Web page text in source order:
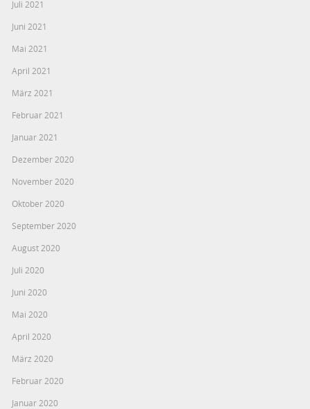
Juli 2021
Juni 2021
Mai 2021
April 2021
März 2021
Februar 2021
Januar 2021
Dezember 2020
November 2020
Oktober 2020
September 2020
August 2020
Juli 2020
Juni 2020
Mai 2020
April 2020
März 2020
Februar 2020
Januar 2020